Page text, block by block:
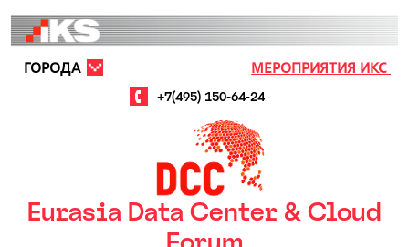
МЕРОПРИЯТИЯ ИКС
+7(495) 150-64-24
ГОРОДА
Eurasia Data Center & Cloud